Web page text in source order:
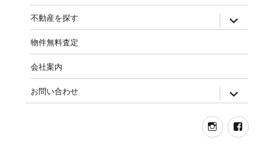
不動産を探す expand
child
物件無料査定
会社案内
お問い合わせ expand
child
Instagram